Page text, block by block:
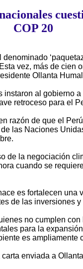
COP 20
vez, más de cien
Ollanta
al gobierno
retroceso para el
razón de que el
las Naciones
de la negociación
cuando se
es fortalecen
de las inversiones
no cumplen
para la
es ampliamente
enviada a